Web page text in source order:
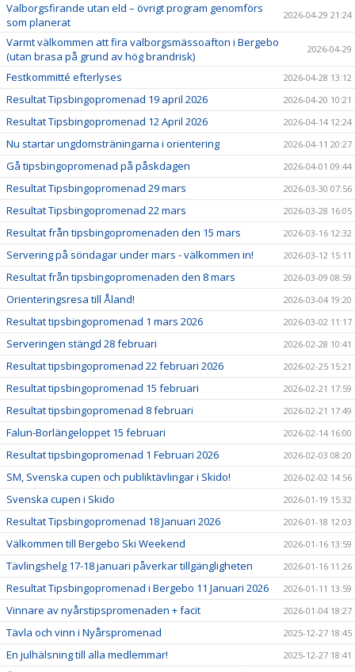
Valborgsfirande utan eld – övrigt program genomförs
som planerat
2026-04-29 21:24
Varmt välkommen att fira valborgsmässoafton i Bergebo
(utan brasa på grund av hög brandrisk)
2026-04-29
Festkommitté efterlyses 2026-04-28 13:12
Resultat Tipsbingopromenad 19 april 2026 2026-04-20 10:21
Resultat Tipsbingopromenad 12 April 2026 2026-04-14 12:24
Nu startar ungdomsträningarna i orientering 2026-04-11 20:27
Gå tipsbingopromenad på påskdagen 2026-04-01 09:44
Resultat Tipsbingopromenad 29 mars 2026-03-30 07:56
Resultat Tipsbingopromenad 22 mars 2026-03-28 16:05
Resultat från tipsbingopromenaden den 15 mars 2026-03-16 12:32
Servering på söndagar under mars - välkommen in! 2026-03-12 15:11
Resultat från tipsbingopromenaden den 8 mars 2026-03-09 08:59
Orienteringsresa till Åland! 2026-03-04 19:20
Resultat tipsbingopromenad 1 mars 2026 2026-03-02 11:17
Serveringen stängd 28 februari 2026-02-28 10:41
Resultat tipsbingopromenad 22 februari 2026 2026-02-25 15:21
Resultat tipsbingopromenad 15 februari 2026-02-21 17:59
Resultat tipsbingopromenad 8 februari 2026-02-21 17:49
Falun-Borlängeloppet 15 februari 2026-02-14 16:00
Resultat tipsbingopromenad 1 Februari 2026 2026-02-03 08:20
SM, Svenska cupen och publiktävlingar i Skido! 2026-02-02 14:56
Svenska cupen i Skido 2026-01-19 15:32
Resultat Tipsbingopromenad 18 Januari 2026 2026-01-18 12:03
Välkommen till Bergebo Ski Weekend 2026-01-16 13:59
Tävlingshelg 17-18 januari påverkar tillgängligheten 2026-01-16 11:26
Resultat Tipsbingopromenad i Bergebo 11 Januari 2026 2026-01-11 13:59
Vinnare av nyårstipspromenaden + facit 2026-01-04 18:27
Tävla och vinn i Nyårspromenad 2025-12-27 18:45
En julhälsning till alla medlemmar! 2025-12-27 18:41